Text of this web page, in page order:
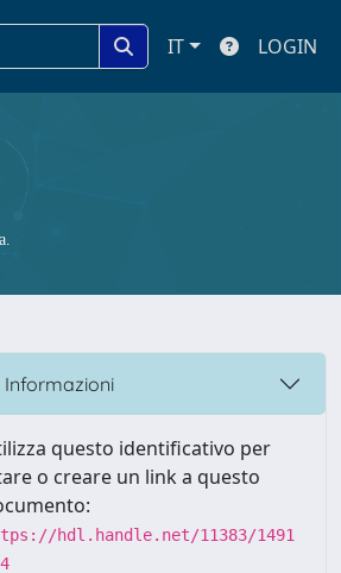
IT LOGIN
Informazioni
questo identificativo per
o creare un link a questo
hdl.handle.net/11383/1491